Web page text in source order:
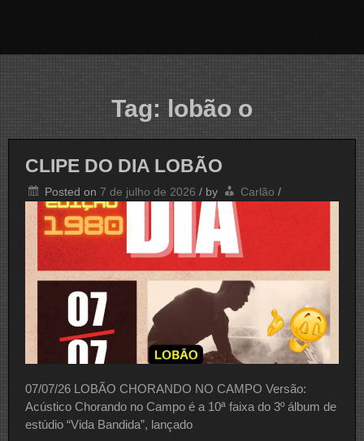
Tag: lobão o
CLIPE DO DIA LOBÃO
Posted on 7 de julho de 2026 / by Carlão /
07/07/26 LOBÃO CHORANDO NO CAMPO Versão:
Acústico Chorando no Campo é a 10ª faixa do 3º álbum de
estúdio “Vida Bandida”, lançado